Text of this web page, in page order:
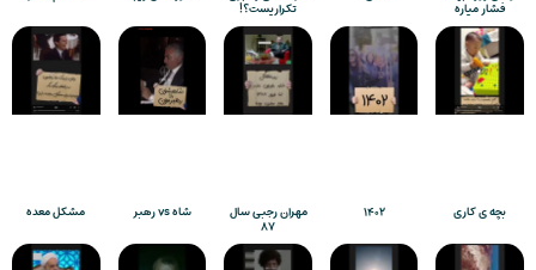
فشار میاره تکراریست؟!
بچه ی کاری ۱۴۰۲ مهران رجبی سال
۸۷
شاه vs رهبر مشکل معده